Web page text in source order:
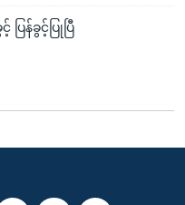
ြန်ခွင့်ပြုပြီ